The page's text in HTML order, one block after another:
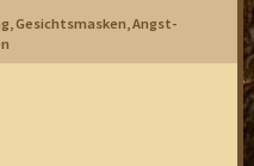
Gesichtsmasken, Angst-